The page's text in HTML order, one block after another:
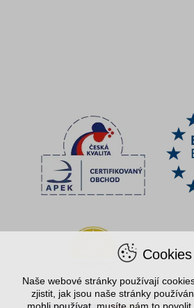
Cookies
Naše webové stránky používají
zjistit, jak jsou naše stránky